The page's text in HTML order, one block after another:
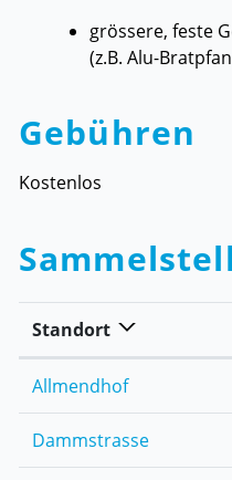
grössere, feste
(z.B. Alu-
Gebühren
Kostenlos
Standort
Allmendhof
Dammstrasse